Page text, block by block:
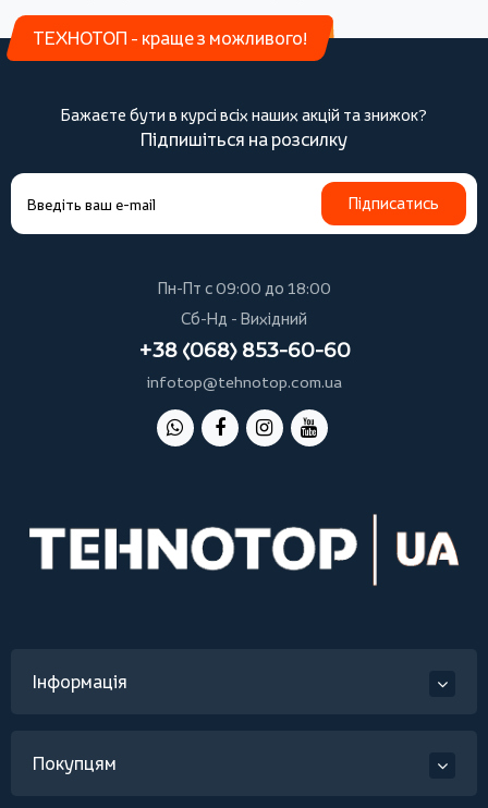
ТЕХНОТОП - краще з можливого!
Бажаєте бути в курсі всіх наших акцій та знижок?
Підпишіться на розсилку
Підписатись
Пн-Пт с 09:00 до 18:00
Сб-Нд - Вихідний
+38 (068) 853-60-60
infotop@tehnotop.com.ua
Інформація
Покупцям